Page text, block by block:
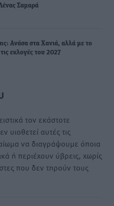
Σαμαρά
Ανάσα στα Χανιά, αλλά με το
εκλογές του 2027
τον εκάστοτε
υιοθετεί αυτές τις
να διαγράψουμε όποια
ή περιέχουν ύβρεις, χωρίς
που δεν τηρούν τους